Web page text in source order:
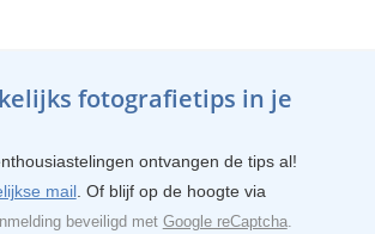
fotografietips in je
ontvangen de tips al!
mail. Of blijf op de hoogte via
beveiligd met Google reCaptcha.